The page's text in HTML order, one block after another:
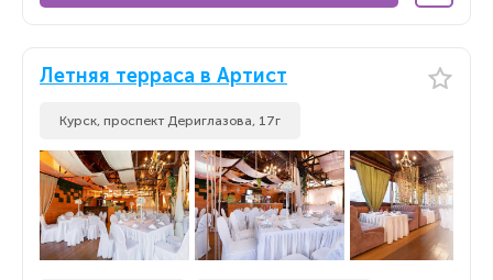
Летняя терраса в Артист
Курск, проспект Дериглазова, 17г